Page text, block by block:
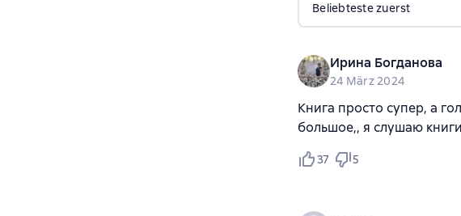
Beliebteste zuerst
Ирина Богданова
24 März 2024
Книга просто супер, а
большое,, я слушаю
37 5